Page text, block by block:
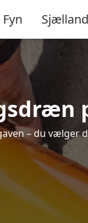
Fyn Sjælland
– du vælger